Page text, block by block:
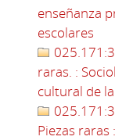
enseñanza
escolares
raras. :
cultural de
Piezas raras